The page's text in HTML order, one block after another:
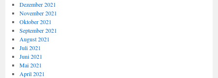
Dezember 2021
November 2021
Oktober 2021
September 2021
August 2021
Juli 2021
Juni 2021
Mai 2021
April 2021